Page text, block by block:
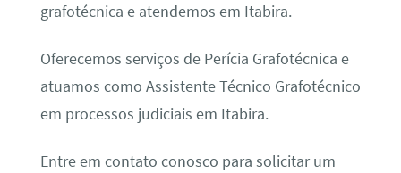
grafotécnica e atendemos em Itabira.
Oferecemos serviços de Perícia Grafotécnica e
atuamos como Assistente Técnico Grafotécnico
em processos judiciais em Itabira.
Entre em contato conosco para solicitar um